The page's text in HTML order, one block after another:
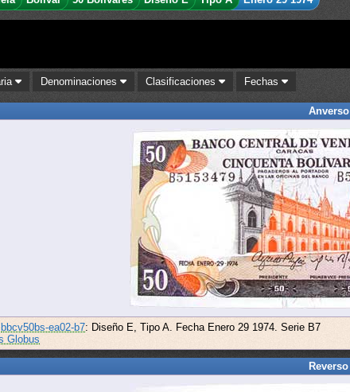
Denominaciones Clasificaciones Fechas
Anverso
bbcv50bs-ea02-b7: Diseño E, Tipo A. Fecha Enero 29 1974. Serie B7
Globus
Reverso